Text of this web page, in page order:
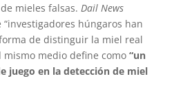
mieles falsas. Dail News
húngaros han
de distinguir la miel real
mismo medio define como “un
juego en la detección de miel